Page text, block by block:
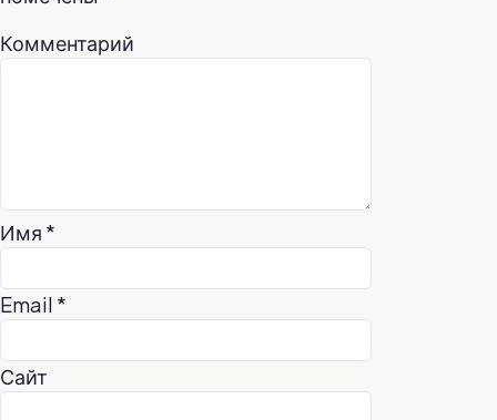
Комментарий
Имя *
Email *
Сайт